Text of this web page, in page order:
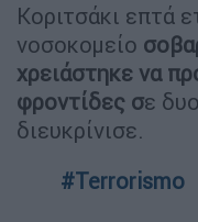
Κοριτσάκι επτά
νοσοκομείο
χρειάστηκε να
φροντίδες σε
διευκρίνισε.
#Terrorismo